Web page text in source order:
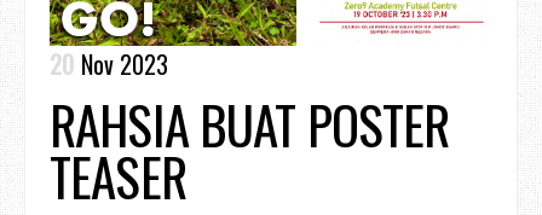
20 Nov 2023
RAHSIA BUAT POSTER
TEASER